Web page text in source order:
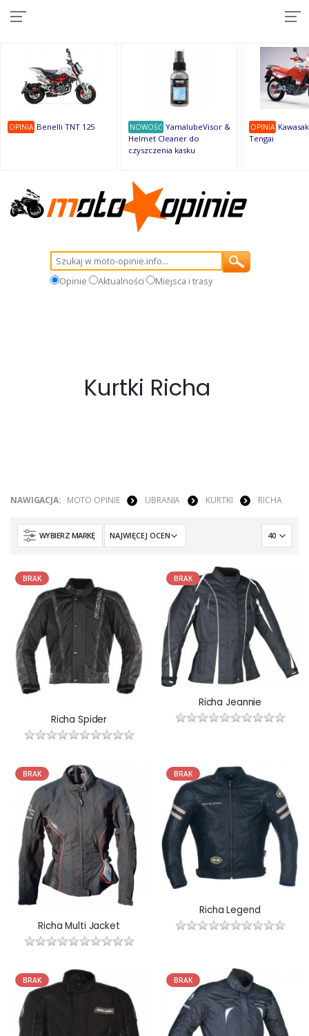
OPINIA Benelli TNT 125 NOWOŚĆ YamalubeVisor &
Helmet Cleaner do
czyszczenia kasku
OPINIA
Tengai
Opinie Aktualności Miejsca i trasy
Kurtki Richa
NAWIGACJA: MOTO OPINIE UBRANIA KURTKI RICHA
WYBIERZ MARKĘ
BRAK
Richa Spider
BRAK
Richa Jeannie
BRAK
Richa Multi Jacket
BRAK
Richa Legend
BRAK BRAK